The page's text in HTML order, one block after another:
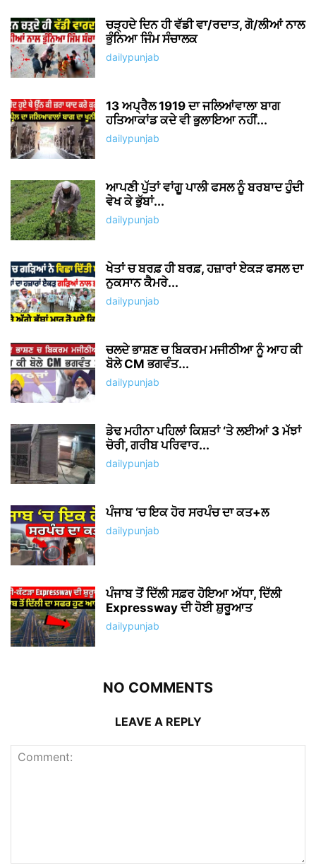
ਚੜ੍ਹਦੇ ਦਿਨ ਹੀ ਵੱਡੀ ਵਾ/ਰਦਾਤ, ਗੋ/ਲੀਆਂ ਨਾਲ
ਭੁੰਨਿਆ ਜਿੰਮ ਸੰਚਾਲਕ
dailypunjab
13 ਅਪ੍ਰੈਲ 1919 ਦਾ ਜਲਿਆਂਵਾਲਾ ਬਾਗ
ਹਤਿਆਕਾਂਡ ਕਦੇ ਵੀ ਭੁਲਾਇਆ ਨਹੀਂ...
dailypunjab
ਆਪਣੀ ਪੁੱਤਾਂ ਵਾਂਗੂ ਪਾਲੀ ਫਸਲ ਨੂੰ ਬਰਬਾਦ ਹੁੰਦੀ
ਵੇਖ ਕੇ ਭੁੱਬਾਂ...
dailypunjab
ਖੇਤਾਂ ਚ ਬਰਫ਼ ਹੀ ਬਰਫ਼, ਹਜ਼ਾਰਾਂ ਏਕੜ ਫਸਲ ਦਾ
ਨੁਕਸਾਨ ਕੈਮਰੇ...
dailypunjab
ਚਲਦੇ ਭਾਸ਼ਣ ਚ ਬਿਕਰਮ ਮਜੀਠੀਆ ਨੂੰ ਆਹ ਕੀ
ਬੋਲੇ CM ਭਗਵੰਤ...
dailypunjab
ਡੇਢ ਮਹੀਨਾ ਪਹਿਲਾਂ ਕਿਸ਼ਤਾਂ ‘ਤੇ ਲਈਆਂ 3 ਮੱਝਾਂ
ਚੋਰੀ, ਗਰੀਬ ਪਰਿਵਾਰ...
dailypunjab
ਪੰਜਾਬ ‘ਚ ਇਕ ਹੋਰ ਸਰਪੰਚ ਦਾ ਕਤ+ਲ
dailypunjab
ਪੰਜਾਬ ਤੋਂ ਦਿੱਲੀ ਸਫ਼ਰ ਹੋਇਆ ਅੱਧਾ, ਦਿੱਲੀ
Expressway ਦੀ ਹੋਈ ਸ਼ੁਰੂਆਤ
dailypunjab
NO COMMENTS
LEAVE A REPLY